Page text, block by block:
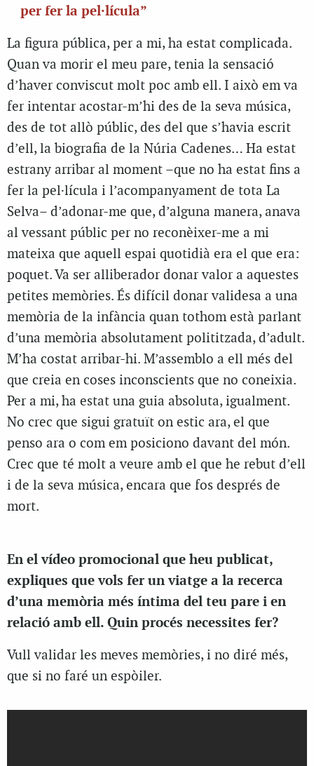
per fer la pel·lícula”
La figura pública, per a mi, ha estat complicada.
Quan va morir el meu pare, tenia la sensació
d’haver conviscut molt poc amb ell. I això em va
fer intentar acostar-m’hi des de la seva música,
des de tot allò públic, des del que s’havia escrit
d’ell, la biografia de la Núria Cadenes… Ha estat
estrany arribar al moment –que no ha estat fins a
fer la pel·lícula i l’acompanyament de tota La
Selva– d’adonar-me que, d’alguna manera, anava
al vessant públic per no reconèixer-me a mi
mateixa que aquell espai quotidià era el que era:
poquet. Va ser alliberador donar valor a aquestes
petites memòries. És difícil donar validesa a una
memòria de la infància quan tothom està parlant
d’una memòria absolutament polititzada, d’adult.
M’ha costat arribar-hi. M’assemblo a ell més del
que creia en coses inconscients que no coneixia.
Per a mi, ha estat una guia absoluta, igualment.
No crec que sigui gratuït on estic ara, el que
penso ara o com em posiciono davant del món.
Crec que té molt a veure amb el que he rebut d’ell
i de la seva música, encara que fos després de
mort.
En el vídeo promocional que heu publicat,
expliques que vols fer un viatge a la recerca
d’una memòria més íntima del teu pare i en
relació amb ell. Quin procés necessites fer?
Vull validar les meves memòries, i no diré més,
que si no faré un espòiler.